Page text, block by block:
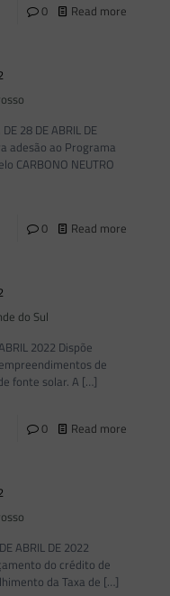
0 Read more
28 DE ABRIL DE
adesão ao Programa
CARBONO NEUTRO
0 Read more
do Sul
2022 Dispõe
de
fonte solar. A […]
0 Read more
ABRIL DE 2022
do crédito de
da Taxa de […]